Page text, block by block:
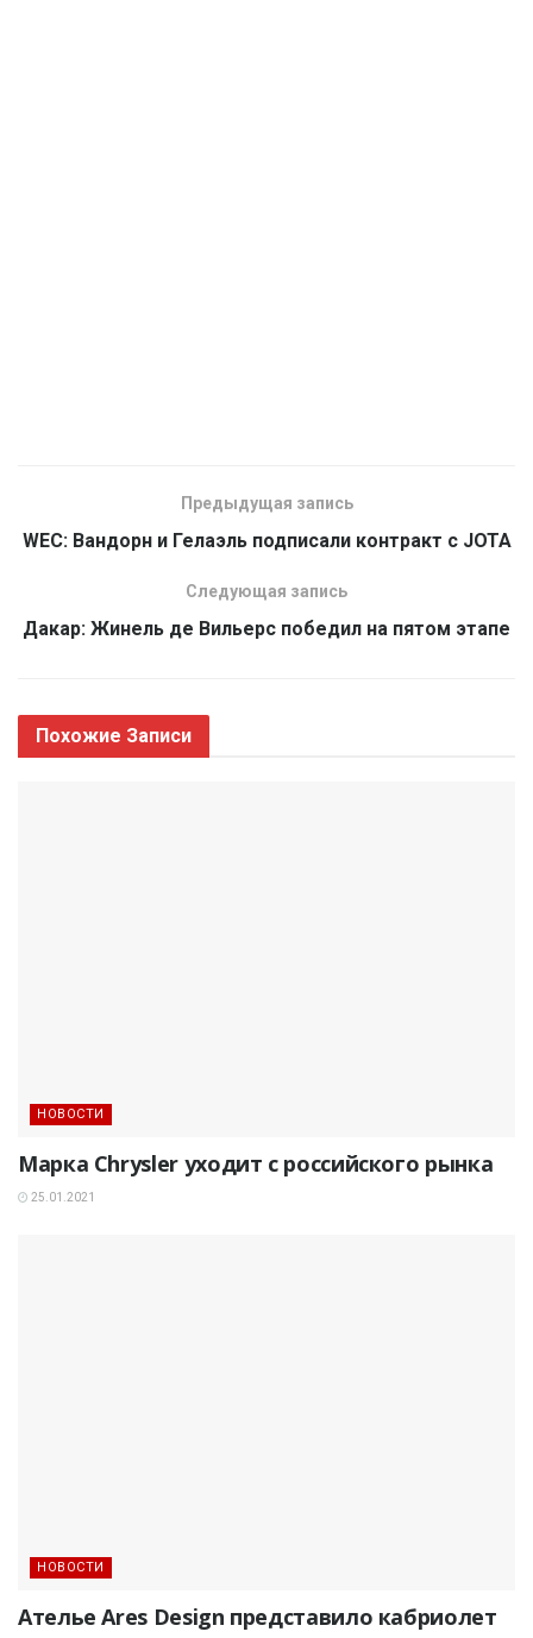
Предыдущая запись
WEC: Вандорн и Гелаэль подписали контракт с JOTA
Следующая запись
Дакар: Жинель де Вильерс победил на пятом этапе
Похожие Записи
НОВОСТИ
Марка Chrysler уходит с российского рынка
25.01.2021
НОВОСТИ
Ателье Ares Design представило кабриолет